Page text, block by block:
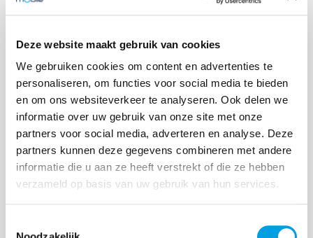
Deze website maakt gebruik van cookies
We gebruiken cookies om content en advertenties te
personaliseren, om functies voor social media te bieden
en om ons websiteverkeer te analyseren. Ook delen we
informatie over uw gebruik van onze site met onze
partners voor social media, adverteren en analyse. Deze
partners kunnen deze gegevens combineren met andere
informatie die u aan ze heeft verstrekt of die ze hebben
verzameld op basis van uw gebruik van hun services.
Normale prijs:
€ 24,99
Prijzen incl. BTW en excl. verzendkosten
Producthoeveelheid: Voer de gewenste